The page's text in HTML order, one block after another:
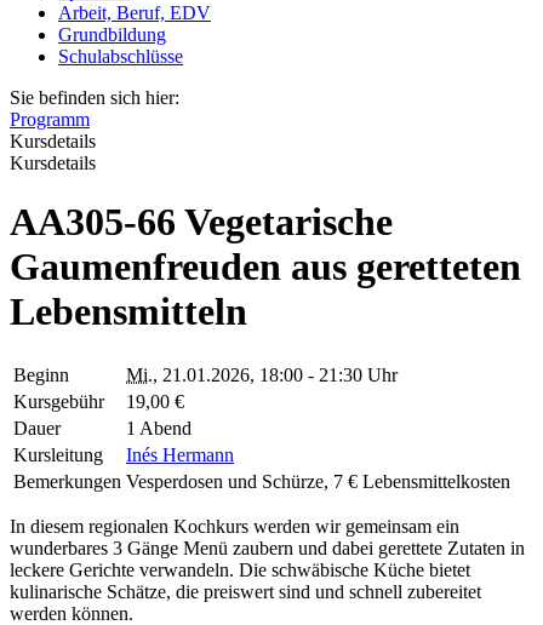
Arbeit, Beruf, EDV
Grundbildung
Schulabschlüsse
Sie befinden sich hier:
Programm
Kursdetails
Kursdetails
AA305-66 Vegetarische
Gaumenfreuden aus geretteten
Lebensmitteln
Beginn Mi., 21.01.2026, 18:00 - 21:30 Uhr
Kursgebühr
19,00 €
Dauer
1 Abend
Kursleitung
Inés Hermann
Bemerkungen Vesperdosen und Schürze, 7 € Lebensmittelkosten
In diesem regionalen Kochkurs werden wir gemeinsam ein
wunderbares 3 Gänge Menü zaubern und dabei gerettete Zutaten in
leckere Gerichte verwandeln. Die schwäbische Küche bietet
kulinarische Schätze, die preiswert sind und schnell zubereitet
werden können.